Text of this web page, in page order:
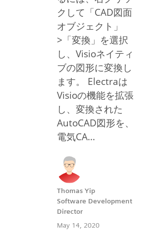
クして「CAD図面
オブジェクト」
>「変換」を選択
し、Visioネイティ
ブの図形に変換し
ます。 Electraは
Visioの機能を拡張
し、変換された
AutoCAD図形を、
電気CA...
Thomas Yip
Software Development
Director
May 14, 2020